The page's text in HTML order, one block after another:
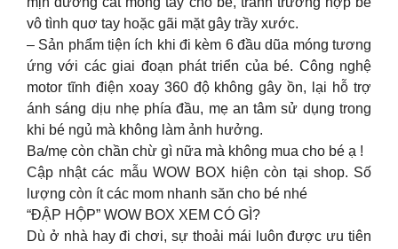
vô tình quơ tay hoặc gãi mặt gây trầy xước.
– Sản phẩm tiện ích khi đi kèm 6 đầu dũa móng tương
ứng với các giai đoạn phát triển của bé. Công nghệ
motor tĩnh điện xoay 360 độ không gây ồn, lại hỗ trợ
ánh sáng dịu nhẹ phía đầu, mẹ an tâm sử dụng trong
khi bé ngủ mà không làm ảnh hưởng.
Ba/mẹ còn chần chừ gì nữa mà không mua cho bé ạ !
Cập nhật các mẫu WOW BOX hiện còn tại shop. Số
lượng còn ít các mom nhanh săn cho bé nhé
“ĐẬP HỘP” WOW BOX XEM CÓ GÌ?
Dù ở nhà hay đi chơi, sự thoải mái luôn được ưu tiên